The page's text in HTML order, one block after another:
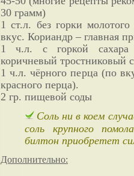
30 грамм)
1 ст.л. без горки
вкус. Кориандр – главная
1 ч.л. с горкой сахара
коричневый тростниковый
1 ч.л. чёрного перца (по
красного перца).
2 гр. пищевой соды
Соль ни в коем
соль крупного
билтон приобретет
Дополнительно: